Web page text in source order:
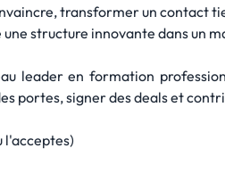
transformer un contact
une structure innovante dans un
leader en formation
portes, signer des deals et
l'acceptes)